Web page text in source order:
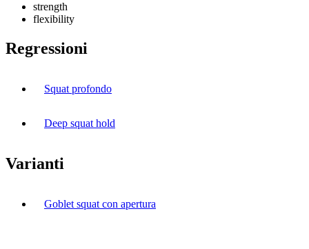
strength
flexibility
Regressioni
Squat profondo
Deep squat hold
Varianti
Goblet squat con apertura